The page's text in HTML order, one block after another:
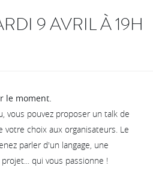
9 AVRIL À 19H
le moment.
vous pouvez proposer un talk de
choix aux organisateurs. Le
parler d'un langage, une
qui vous passionne !